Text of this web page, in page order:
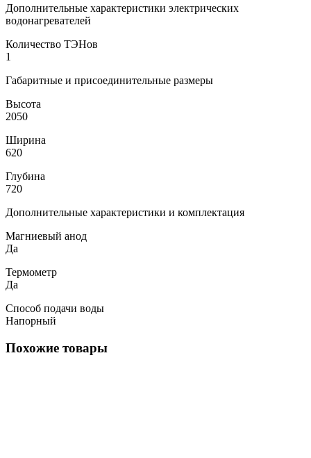
Дополнительные характеристики электрических
водонагревателей
Количество ТЭНов
1
Габаритные и присоединительные размеры
Высота
2050
Ширина
620
Глубина
720
Дополнительные характеристики и комплектация
Магниевый анод
Да
Термометр
Да
Способ подачи воды
Напорный
Похожие товары